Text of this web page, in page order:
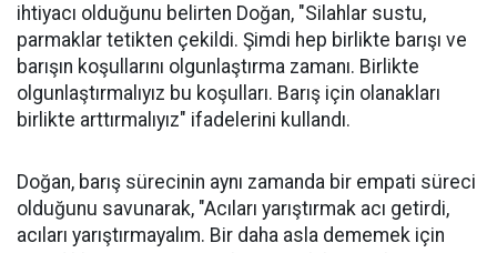
ihtiyacı olduğunu belirten Doğan, "Silahlar sustu,
parmaklar tetikten çekildi. Şimdi hep birlikte barışı ve
barışın koşullarını olgunlaştırma zamanı. Birlikte
olgunlaştırmalıyız bu koşulları. Barış için olanakları
birlikte arttırmalıyız" ifadelerini kullandı.
Doğan, barış sürecinin aynı zamanda bir empati süreci
olduğunu savunarak, "Acıları yarıştırmak acı getirdi,
acıları yarıştırmayalım. Bir daha asla dememek için